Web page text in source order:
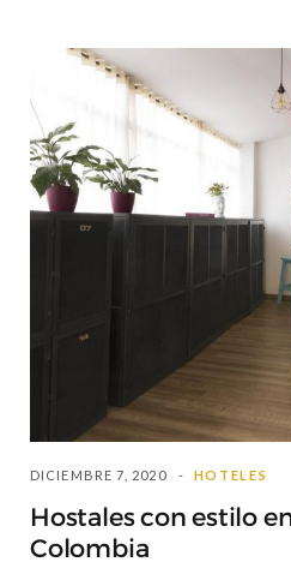
DICIEMBRE 7, 2020 HOTELES
Hostales con estilo
Colombia